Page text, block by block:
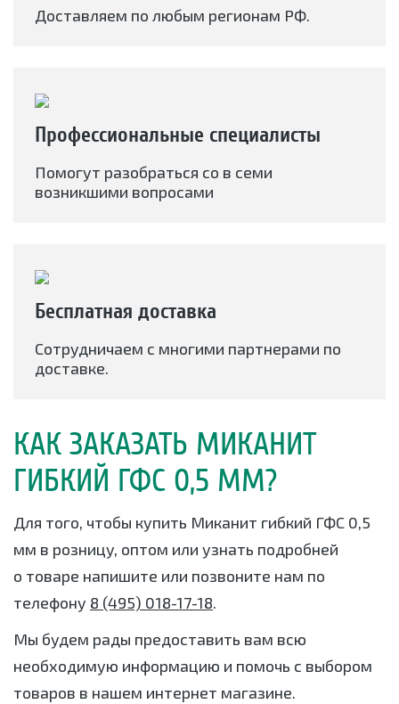
Доставляем по любым регионам РФ.
Профессиональные специалисты
Помогут разобраться со в семи
возникшими вопросами
Бесплатная доставка
Сотрудничаем с многими партнерами по
доставке.
КАК ЗАКАЗАТЬ МИКАНИТ
ГИБКИЙ ГФС 0,5 ММ?
Для того, чтобы купить Миканит гибкий ГФС 0,5
мм в розницу, оптом или узнать подробней
о товаре напишите или позвоните нам по
телефону 8 (495) 018-17-18.
Мы будем рады предоставить вам всю
необходимую информацию и помочь с выбором
товаров в нашем интернет магазине.